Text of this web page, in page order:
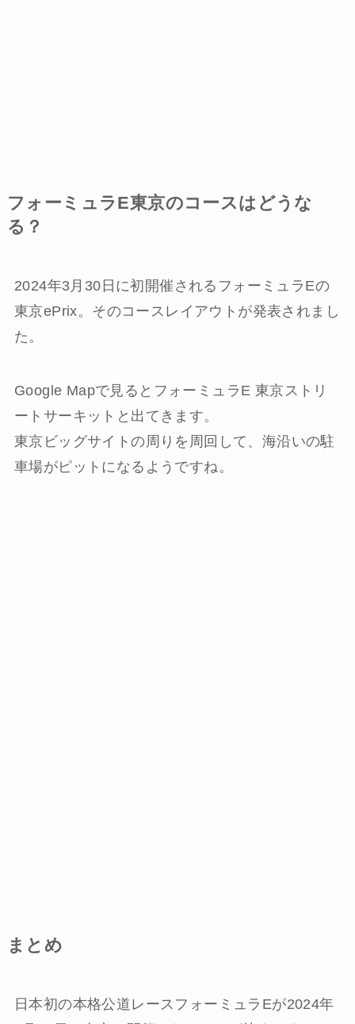
フォーミュラE東京のコースはどうな
る？
2024年3月30日に初開催されるフォーミュラEの
東京ePrix。そのコースレイアウトが発表されまし
た。
Google Mapで見るとフォーミュラE 東京ストリ
ートサーキットと出てきます。
東京ビッグサイトの周りを周回して、海沿いの駐
車場がピットになるようですね。
まとめ
日本初の本格公道レースフォーミュラEが2024年